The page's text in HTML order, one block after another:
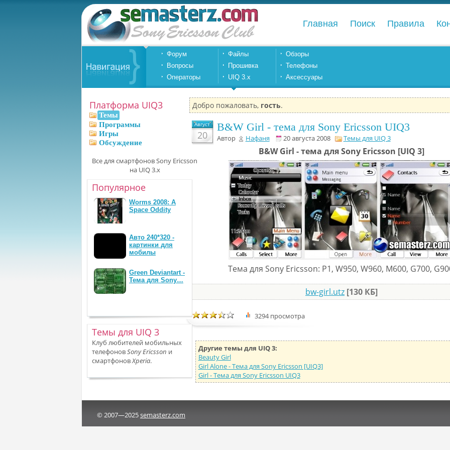
Главная Поиск Правила
Форум
Вопросы
Операторы
Файлы
Прошивка
UIQ 3.x
Обзоры
Телефоны
Аксессуары
Добро пожаловать, гость.
Август
20
B&W Girl - тема для Sony Ericsson UIQ3
Автор Нафаня 20 августа 2008 Темы для UIQ 3
B&W Girl - тема для Sony Ericsson [UIQ 3]
Тема для Sony Ericsson: P1, W950, W960, M600, G700,
bw-girl.utz [130 КБ]
3294 просмотра
Другие темы для UIQ 3:
Beauty Girl
Girl Alone - Тема для Sony Ericsson [UIQ3]
Girl - Тема для Sony Ericsson UIQ3
Платформа UIQ3
Темы
Программы
Игры
Обсуждение
Все для смартфонов Sony Ericsson
на UIQ 3.x
Популярное
Worms 2008: A
Space Oddity
Авто 240*320 -
картинки для
мобилы
Green Deviantart -
Тема для Sony…
Темы для UIQ 3
Клуб любителей мобильных
телефоновSony Ericsson и
смартфоновXperia.
© 2007—2025semasterz.com